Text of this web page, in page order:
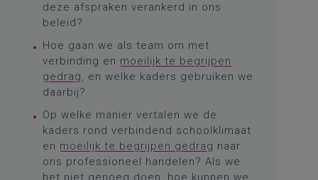
deze afspraken verankerd in ons
beleid?
Hoe gaan we als team om met
verbinding en moeilijk te begrijpen
gedrag, en welke kaders gebruiken we
daarbij?
Op welke manier vertalen we de
kaders rond verbindend schoolklimaat
en moeilijk te begrijpen gedrag naar
ons professioneel handelen? Als we
het niet genoeg doen, hoe kunnen we